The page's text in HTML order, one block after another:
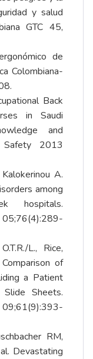
y salud
GTC 45,
de
Colombiana-
Back
in Saudi
and
Safety 2013
A.
among
hospitals.
05;76(4):289-
L., Rice,
Comparison of
a Patient
Sheets.
RM,
Devastating